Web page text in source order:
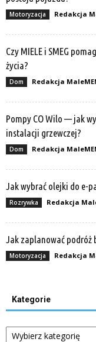
Motoryzacja Redakcja
Czy MIELE i SMEG
życia?
Dom Redakcja
Pompy CO Wilo — jak
instalacji grzewczej?
Dom Redakcja
Jak wybrać olejki do e-
Rozrywka Redakcja
Jak zaplanować podróż
Motoryzacja Redakcja
Kategorie
Kategorie